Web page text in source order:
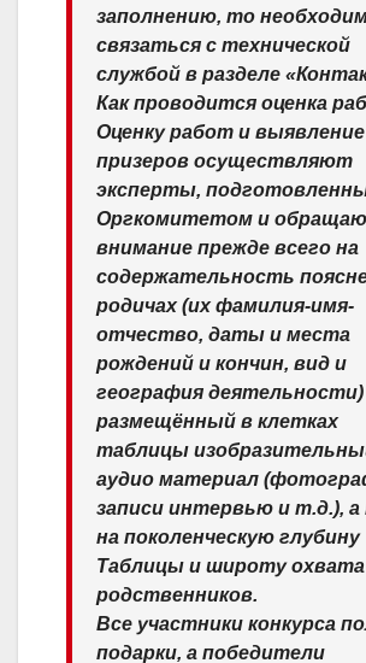
заполнению, то
связаться с технической
службой в разделе
Как проводится оценка
Оценку работ и выявление
призеров осуществляют
эксперты,
Оргкомитетом и
внимание прежде всего на
содержательность
родичах (их фамилия-имя-
отчество, даты и места
рождений и кончин, вид и
география деятельности)
размещённый в клетках
таблицы
аудио материал
записи интервью и т.д.), а
на поколенческую глубину
Таблицы и широту охвата
родственников.
Все участники конкурса
подарки, а победители